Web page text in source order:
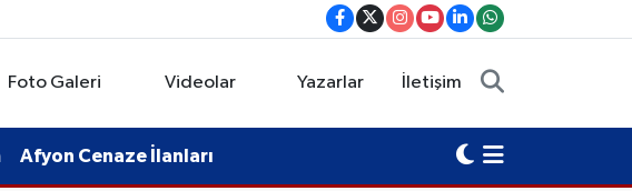
Foto Galeri Videolar Yazarlar İletişim
Afyon Cenaze İlanları